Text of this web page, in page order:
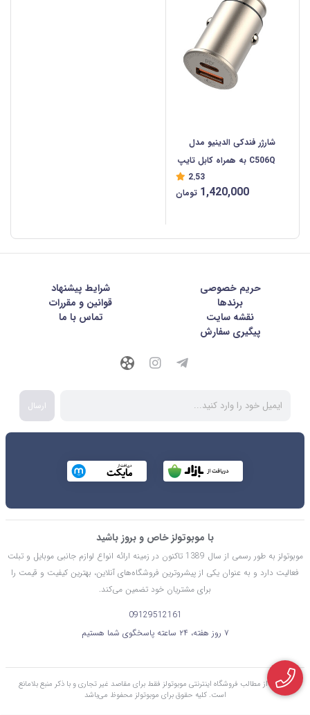
شارژر فندکی الدینیو مدل
C506Q به همراه کابل تایپ
2.53
1,420,000 تومان
حریم خصوصی
شرايط پيشنهاد
برندها
قوانین و مقررات
نقشه سایت
تماس با ما
پیگیری سفارش
ارسال
با موبوتولز خاص و بروز باشید
موبوتولز به طور رسمی از سال 1389 تاکنون در زمینه ارائه انواع لوازم جانبی موبایل و تبلت
فعالیت دارد و به عنوان یکی از پیشروترین فروشگاه‌های آنلاین، بهترین کیفیت و قیمت را
برای مشتریان خود تضمین می‌کند.
09129512161
۷ روز هفته، ۲۴ ساعته پاسخگوی شما هستیم
استفاده از مطالب فروشگاه اینترنتی موبوتولز فقط برای مقاصد غیر تجاری و با ذکر منبع بلامانع
است. کليه حقوق برای موبوتولز محفوظ می‌باشد